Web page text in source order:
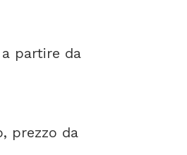
partire da
prezzo da